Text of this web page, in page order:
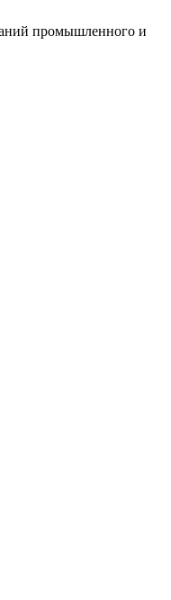
промышленного и